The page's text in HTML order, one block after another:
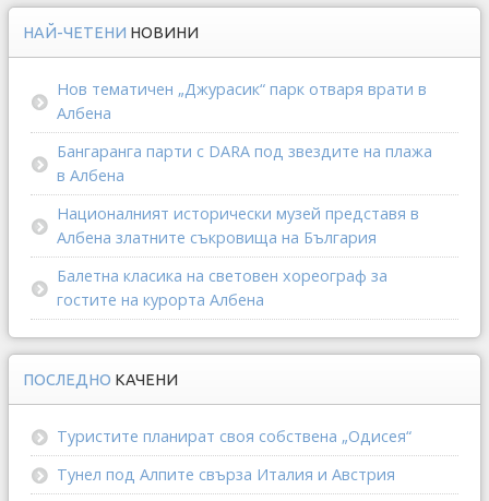
НАЙ-ЧЕТЕНИ НОВИНИ
Нов тематичен „Джурасик“ парк отваря врати в
Албена
Бангаранга парти с DARA под звездите на плажа
в Албена
Националният исторически музей представя в
Албена златните съкровища на България
Балетна класика на световен хореограф за
гостите на курорта Албена
ПОСЛЕДНО КАЧЕНИ
Туристите планират своя собствена „Одисея“
Тунел под Алпите свърза Италия и Австрия